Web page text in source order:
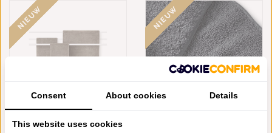
€239,90 €69,90
NIEUW NIEUW
Consent About cookies Details
This website uses cookies